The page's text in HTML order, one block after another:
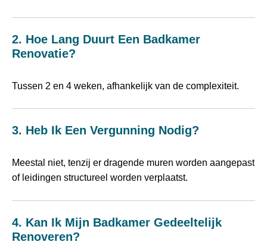
2. Hoe Lang Duurt Een Badkamer
Renovatie?
Tussen 2 en 4 weken, afhankelijk van de complexiteit.
3. Heb Ik Een Vergunning Nodig?
Meestal niet, tenzij er dragende muren worden aangepast
of leidingen structureel worden verplaatst.
4. Kan Ik Mijn Badkamer Gedeeltelijk
Renoveren?